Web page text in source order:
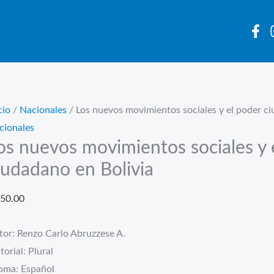
/ Nacionales/ Los nuevos movimientos sociales y el poder
nuevos movimientos sociales y
en Bolivia
50.00
Renzo Carlo Abruzzese A.
Plural
Español